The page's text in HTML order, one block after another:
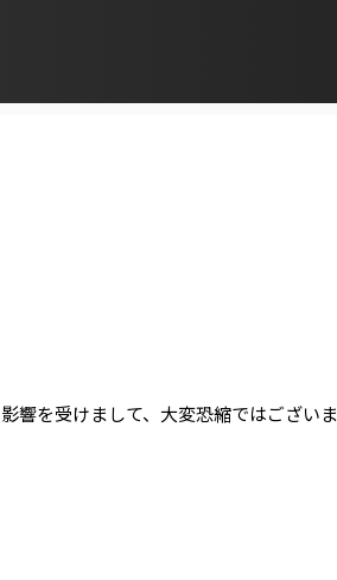
響を受けまして、大変恐縮ではございま